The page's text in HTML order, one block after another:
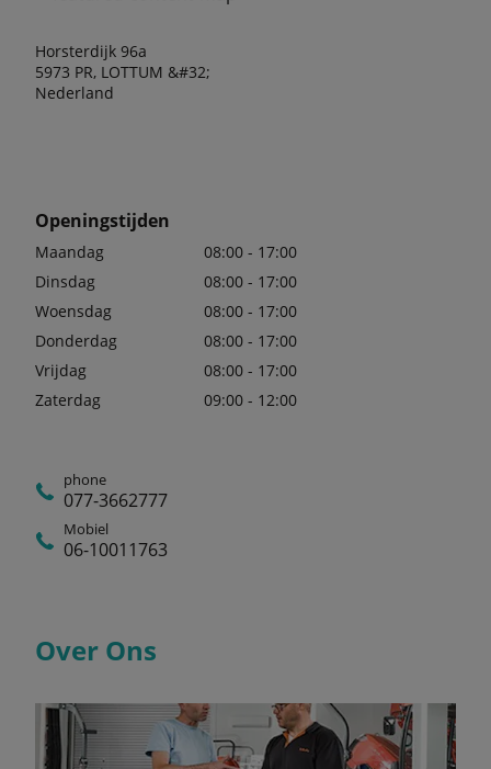
Horsterdijk 96a
5973 PR, LOTTUM &#32;
Nederland
Openingstijden
Maandag
08:00 - 17:00
Dinsdag
08:00 - 17:00
Woensdag
08:00 - 17:00
Donderdag
08:00 - 17:00
Vrijdag
08:00 - 17:00
Zaterdag
09:00 - 12:00
phone
077-3662777
Mobiel
06-10011763
Over Ons